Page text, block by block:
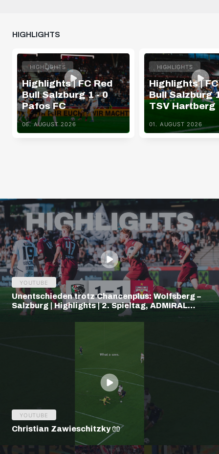
HIGHLIGHTS
HIGHLIGHTS
Highlights | FC Red
Bull Salzburg 1 - 0
Pafos FC
06. AUGUST 2026
HIGHLIGHTS
Highlights |
Bull Salzburg
TSV Hartberg
01. AUGUST 2026
YOUTUBE
Unentschieden trotz Chancenplus: Wolfsberg –
Salzburg | Highlights | 2. Spieltag, ADMIRAL
Bundesliga
YOUTUBE
Christian Zawieschitzky 🧤